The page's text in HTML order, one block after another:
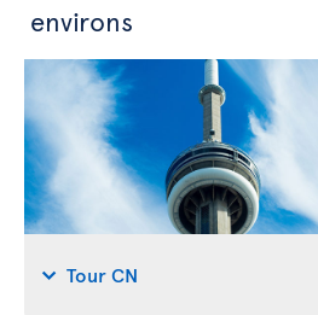
environs
Tour CN